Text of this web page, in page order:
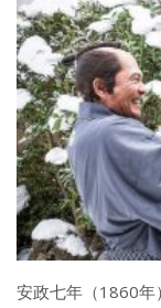
安政七年（1860年